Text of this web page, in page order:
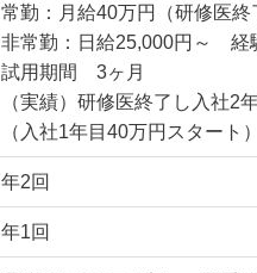
常勤：月給40万円（研修医
非常勤：日給25,000円～ 経
試用期間 3ヶ月
（実績）研修医終了し入社2
（入社1年目40万円スタート）
年2回
年1回